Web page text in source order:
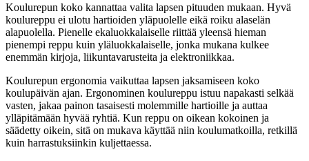
Koulurepun koko kannattaa valita lapsen pituuden mukaan. Hyvä
koulureppu ei ulotu hartioiden yläpuolelle eikä roiku alaselän
alapuolella. Pienelle ekaluokkalaiselle riittää yleensä hieman
pienempi reppu kuin yläluokkalaiselle, jonka mukana kulkee
enemmän kirjoja, liikuntavarusteita ja elektroniikkaa.
Koulurepun ergonomia vaikuttaa lapsen jaksamiseen koko
koulupäivän ajan. Ergonominen koulureppu istuu napakasti selkää
vasten, jakaa painon tasaisesti molemmille hartioille ja auttaa
ylläpitämään hyvää ryhtiä. Kun reppu on oikean kokoinen ja
säädetty oikein, sitä on mukava käyttää niin koulumatkoilla, retkillä
kuin harrastuksiinkin kuljettaessa.